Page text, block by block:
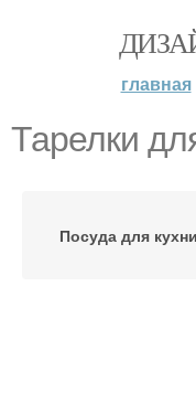
главная
Тарелки
Посуда для кухни